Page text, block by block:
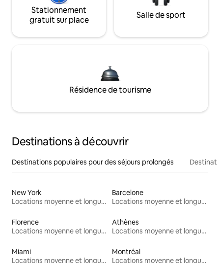
Stationnement
gratuit sur place
Salle de sport
Résidence de tourisme
Destinations à découvrir
Destinations populaires pour des séjours prolongés
New York
Locations moyenne et longue durée
Barcelone
Locations moyenne et longue durée
Florence
Locations moyenne et longue durée
Athènes
Locations moyenne et longue durée
Miami
Locations moyenne et longue durée
Montréal
Locations moyenne et longue durée